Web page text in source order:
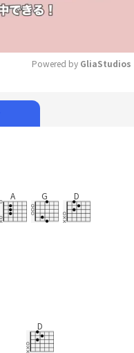
Powered by GliaStudios
A G D
D